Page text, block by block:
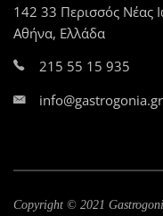
142 33 Περισσός Νέας
Αθήνα, Ελλάδα
215 55 15 935
info@gastrogonia.gr
Copyright © 2021